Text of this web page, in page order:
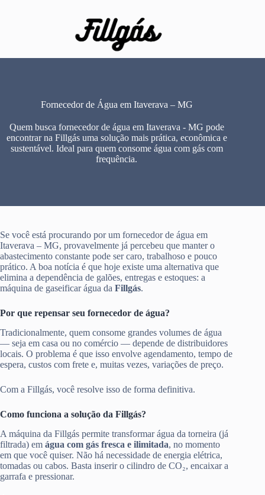
Fornecedor de Água em Itaverava – MG
Quem busca fornecedor de água em Itaverava - MG pode
encontrar na Fillgás uma solução mais prática, econômica e
sustentável. Ideal para quem consome água com gás com
frequência.
Se você está procurando por um fornecedor de água em
Itaverava – MG, provavelmente já percebeu que manter o
abastecimento constante pode ser caro, trabalhoso e pouco
prático. A boa notícia é que hoje existe uma alternativa que
elimina a dependência de galões, entregas e estoques: a
máquina de gaseificar água da Fillgás.
Por que repensar seu fornecedor de água?
Tradicionalmente, quem consome grandes volumes de água
— seja em casa ou no comércio — depende de distribuidores
locais. O problema é que isso envolve agendamento, tempo de
espera, custos com frete e, muitas vezes, variações de preço.
Com a Fillgás, você resolve isso de forma definitiva.
Como funciona a solução da Fillgás?
A máquina da Fillgás permite transformar água da torneira (já
filtrada) em água com gás fresca e ilimitada, no momento
em que você quiser. Não há necessidade de energia elétrica,
tomadas ou cabos. Basta inserir o cilindro de CO₂, encaixar a
garrafa e pressionar.